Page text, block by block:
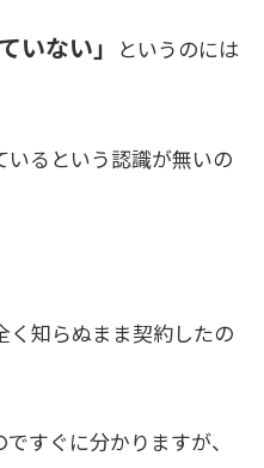
いない」 というのには
るという認識が無いの
く知らぬまま契約したの
すぐに分かりますが、